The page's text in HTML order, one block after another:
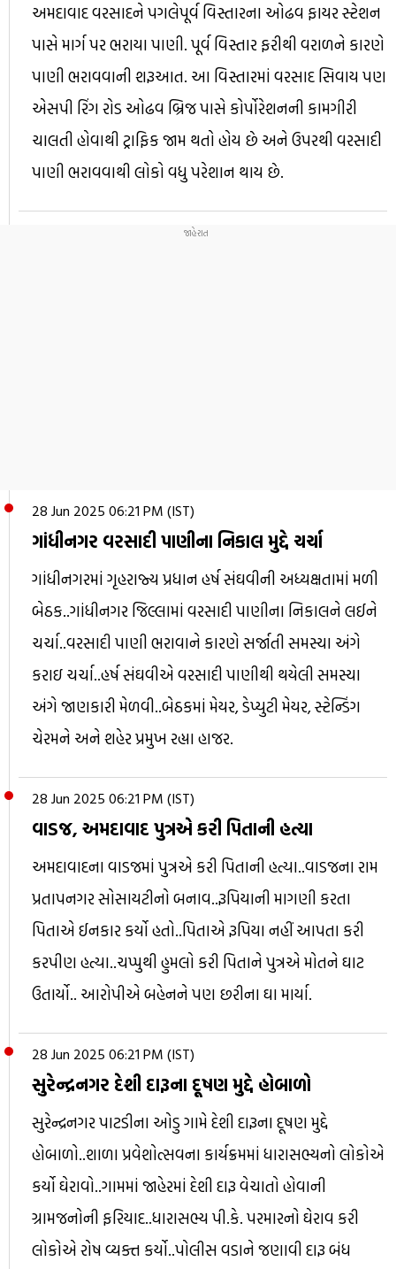
અમદાવાદ વરસાદને પગલેપૂર્વ વિસ્તારના ઓઢવ ફાયર સ્ટેશન
પાસે માર્ગ પર ભરાયા પાણી. પૂર્વ વિસ્તાર ફરીથી વરાળને કારણે
પાણી ભરાવવાની શરૂઆત. આ વિસ્તારમાં વરસાદ સિવાય પણ
એસપી રિંગ રોડ ઓઢવ બ્રિજ પાસે કોર્પોરેશનની કામગીરી
ચાલતી હોવાથી ટ્રાફિક જામ થતો હોય છે અને ઉપરથી વરસાદી
પાણી ભરાવવાથી લોકો વધુ પરેશાન થાય છે.
28 Jun 2025 06:21 PM (IST)
ગાંધીનગર વરસાદી પાણીના નિકાલ મુદ્દે ચર્ચા
ગાંધીનગરમાં ગૃહરાજ્ય પ્રધાન હર્ષ સંઘવીની અધ્યક્ષતામાં મળી
બેઠક..ગાંધીનગર જિલ્લામાં વરસાદી પાણીના નિકાલને લઈને
ચર્ચા..વરસાદી પાણી ભરાવાને કારણે સર્જાતી સમસ્યા અંગે
કરાઇ ચર્ચા..હર્ષ સંઘવીએ વરસાદી પાણીથી થયેલી સમસ્યા
અંગે જાણકારી મેળવી..બેઠકમાં મેયર, ડેપ્યુટી મેયર, સ્ટેન્ડિંગ
ચેરમને અને શહેર પ્રમુખ રહ્યા હાજર.
28 Jun 2025 06:21 PM (IST)
વાડજ, અમદાવાદ પુત્રએ કરી પિતાની હત્યા
અમદાવાદના વાડજમાં પુત્રએ કરી પિતાની હત્યા..વાડજના રામ
પ્રતાપનગર સોસાયટીનો બનાવ..રૂપિયાની માગણી કરતા
પિતાએ ઈનકાર કર્યો હતો..પિતાએ રૂપિયા નહીં આપતા કરી
કરપીણ હત્યા..ચપ્પુથી હુમલો કરી પિતાને પુત્રએ મોતને ઘાટ
ઉતાર્યો.. આરોપીએ બહેનને પણ છરીના ઘા માર્યા.
28 Jun 2025 06:21 PM (IST)
સુરેન્દ્રનગર દેશી દારૂના દૂષણ મુદ્દે હોબાળો
સુરેન્દ્રનગર પાટડીના ઓડુ ગામે દેશી દારૂના દૂષણ મુદ્દે
હોબાળો..શાળા પ્રવેશોત્સવના કાર્યક્રમમાં ધારાસભ્યનો લોકોએ
કર્યો ઘેરાવો..ગામમાં જાહેરમાં દેશી દારૂ વેચાતો હોવાની
ગ્રામજનોની ફરિયાદ..ધારાસભ્ય પી.કે. પરમારનો ઘેરાવ કરી
લોકોએ રોષ વ્યક્ત કર્યો..પોલીસ વડાને જણાવી દારૂ બંધ